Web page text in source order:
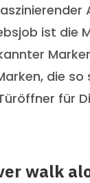
ist die
die so
für
walk